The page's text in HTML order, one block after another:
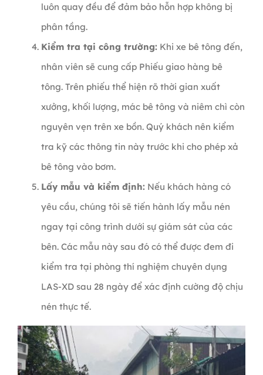
luôn quay đều để đảm bảo hỗn hợp không bị
phân tầng.
Kiểm tra tại công trường: Khi xe bê tông đến,
nhân viên sẽ cung cấp Phiếu giao hàng bê
tông. Trên phiếu thể hiện rõ thời gian xuất
xưởng, khối lượng, mác bê tông và niêm chì còn
nguyên vẹn trên xe bồn. Quý khách nên kiểm
tra kỹ các thông tin này trước khi cho phép xả
bê tông vào bơm.
Lấy mẫu và kiểm định: Nếu khách hàng có
yêu cầu, chúng tôi sẽ tiến hành lấy mẫu nén
ngay tại công trình dưới sự giám sát của các
bên. Các mẫu này sau đó có thể được đem đi
kiểm tra tại phòng thí nghiệm chuyên dụng
LAS-XD sau 28 ngày để xác định cường độ chịu
nén thực tế.